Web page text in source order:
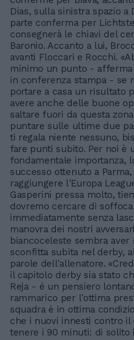
Dias, sulla sinistra spazio a
parte conferma per
consegnerà le chiavi del
Baronio. Accanto a lui,
avanti Floccari e Rocchi.
minimo un punto -
in conferenza stampa - se
portare a casa un risultato
avere anche delle buone
saltare fuori da questa
puntare sulle ultime due
ti regala niente nessuno,
fare punti subito. Per noi è
fondamentale importanza,
successo ottenuto a
raggiungere l'Europa
Gasperini pressa molto,
dovremo cercare di
immediatamente senza
manovra dei nostri
biancoceleste sembra aver
sconfitta subìta nel derby,
parole dell'allenatore.
il capitolo derby sia stato
Reja - é un pensiero
rammarico per l'ottima
squadra è in ottima
che i nuovi innesti contro il
tenere i 90 minuti: di solito